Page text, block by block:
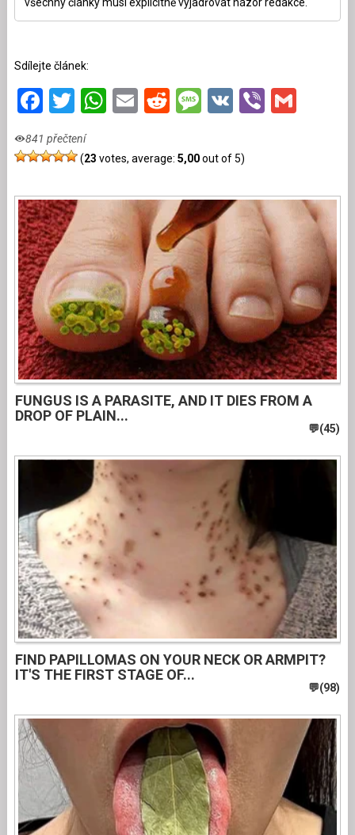
Sdílejte článek:
Facebook
Twitter
WhatsApp
EmailRedditMessage
VKViber
841 přečtení
(23 votes, average: 5,00out of 5)
FUNGUS IS A PARASITE, AND IT DIES FROM A
DROP OF PLAIN...
FIND PAPILLOMAS ON YOUR NECK OR ARMPIT?
IT'S THE FIRST STAGE OF...